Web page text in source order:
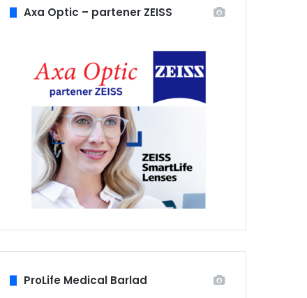
Axa Optic – partener ZEISS
ProLife Medical Barlad